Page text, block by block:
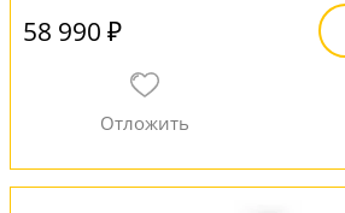
58 990 ₽